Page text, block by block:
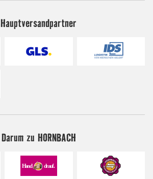
Hauptversandpartner
Darum zu HORNBACH